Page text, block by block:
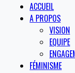
ACCUEIL
A PROPOS
VISION
EQUIPE
FÉMINISME